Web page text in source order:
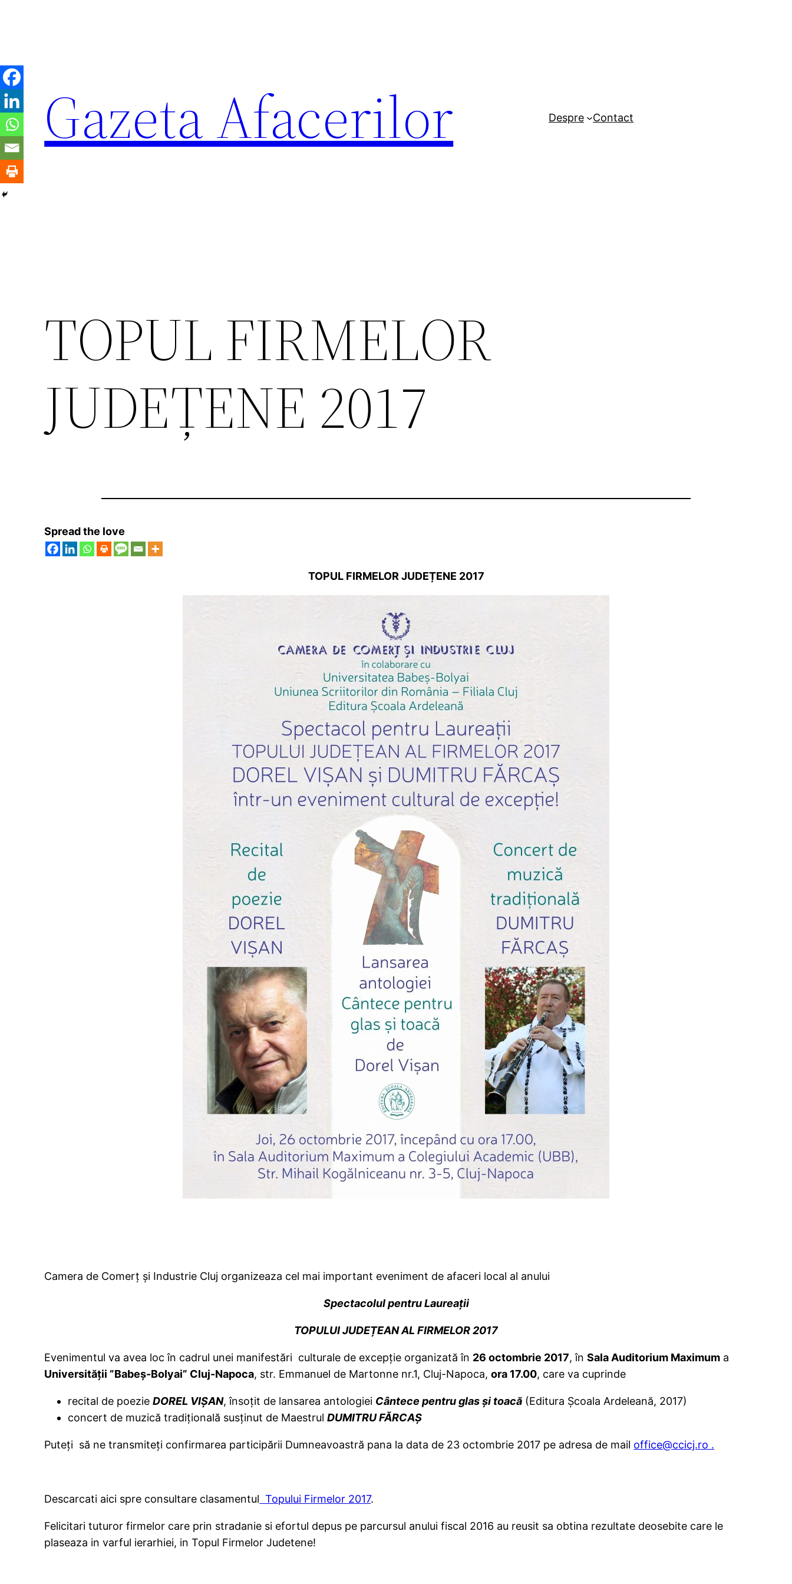
Gazeta Afacerilor Despre Contact
TOPUL FIRMELOR
JUDEȚENE 2017
Spread the love
TOPUL FIRMELOR JUDEȚENE 2017
Camera de Comerț și Industrie Cluj organizeaza cel mai important eveniment de afaceri local al anului
Spectacolul pentru Laureații
TOPULUI JUDEȚEAN AL FIRMELOR 2017
Evenimentul va avea loc în cadrul unei manifestări culturale de excepție organizată în 26 octombrie 2017, înSala Auditorium Maximum a
Universității ”Babeș-Bolyai” Cluj-Napoca, str. Emmanuel de Martonne nr.1, Cluj-Napoca,ora 17.00, care va cuprinde
recital de poezieDOREL VIŞAN, însoțit de lansarea antologiei Cântece pentru glas și toacă (Editura Școala Ardeleană, 2017)
concert de muzică tradițională susținut de MaestrulDUMITRU FĂRCAȘ
Puteți să ne transmiteți confirmarea participării Dumneavoastră pana la data de 23 octombrie 2017 pe adresa de mail office@ccicj.ro .
Descarcati aici spre consultare clasamentul Topului Firmelor 2017.
Felicitari tuturor firmelor care prin stradanie si efortul depus pe parcursul anului fiscal 2016 au reusit sa obtina rezultate deosebite care le
plaseaza in varful ierarhiei, in Topul Firmelor Judetene!